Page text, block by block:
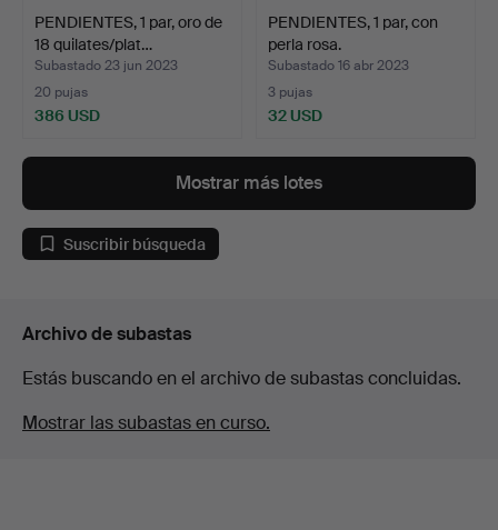
PENDIENTES, 1 par, oro de
18 quilates/plat…
Subastado 23 jun 2023
20 pujas
386 USD
PENDIENTES, 1 par, con
perla rosa.
Subastado 16 abr 2023
3 pujas
32 USD
Mostrar más lotes
Suscribir búsqueda
Archivo de subastas
Estás buscando en el archivo de subastas concluidas.
Mostrar las subastas en curso.